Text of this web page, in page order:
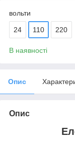
вольти
24 110 220
В наявності
Опис
Опис